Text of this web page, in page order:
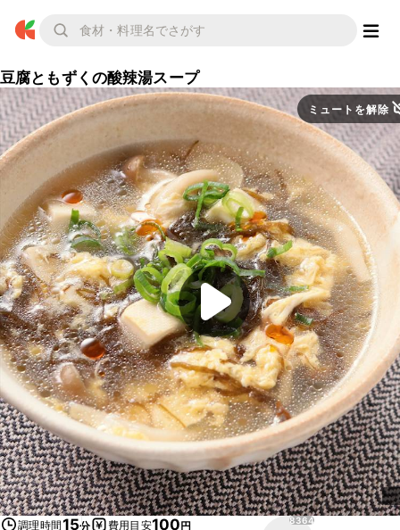
豆腐ともずくの酸辣湯スープ
ミュートを解除
調理時間15分 費用目安100円 8364